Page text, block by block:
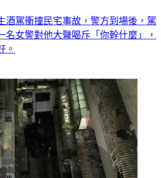
酒駕衝撞民宅事故，警方到場後，駕
名女警對他大聲喝斥「你幹什麼」，
。